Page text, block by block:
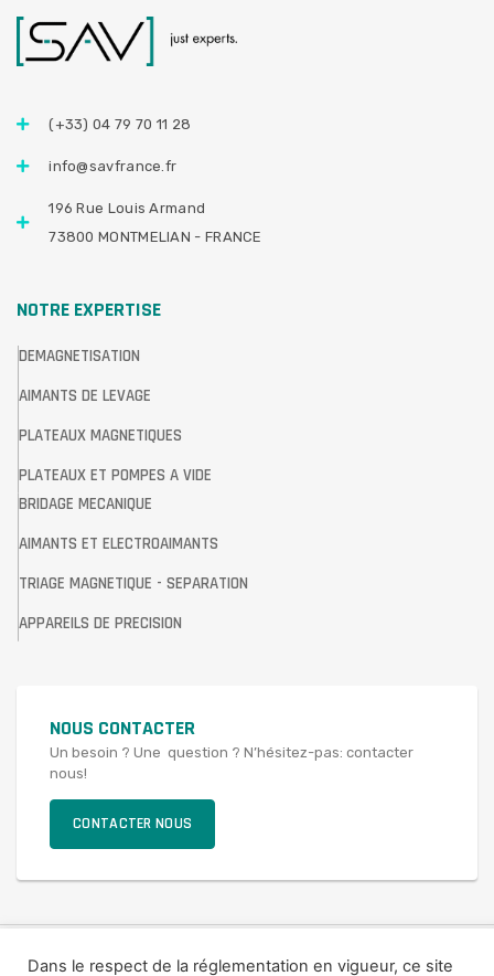
(+33) 04 79 70 11 28
info@savfrance.fr
196 Rue Louis Armand
73800 MONTMELIAN - FRANCE
NOTRE EXPERTISE
DEMAGNETISATION
AIMANTS DE LEVAGE
PLATEAUX MAGNETIQUES
PLATEAUX ET POMPES A VIDE
BRIDAGE MECANIQUE
AIMANTS ET ELECTROAIMANTS
TRIAGE MAGNETIQUE - SEPARATION
APPAREILS DE PRECISION
NOUS CONTACTER
Un besoin ? Une question ? N’hésitez-pas: contacter
nous!
CONTACTER NOUS
© 2021 SAV FRANCE
Dans le respect de la réglementation en vigueur, ce site